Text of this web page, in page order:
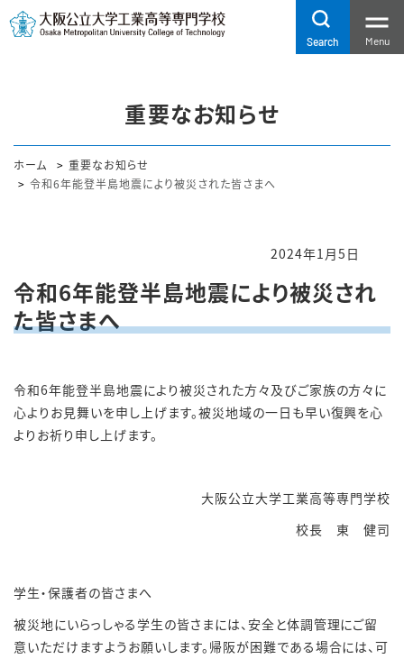
Search Menu
重要なお知らせ
ホーム
重要なお知らせ
令和6年能登半島地震により被災された皆さまへ
2024年1月5日
令和6年能登半島地震により被災され
た皆さまへ
令和6年能登半島地震により被災された方々及びご家族の方々に
心よりお見舞いを申し上げます。被災地域の一日も早い復興を心
よりお祈り申し上げます。
大阪公立大学工業高等専門学校
校長 東 健司
学生・保護者の皆さまへ
被災地にいらっしゃる学生の皆さまには、安全と体調管理にご留
意いただけますようお願いします。帰阪が困難である場合には、可